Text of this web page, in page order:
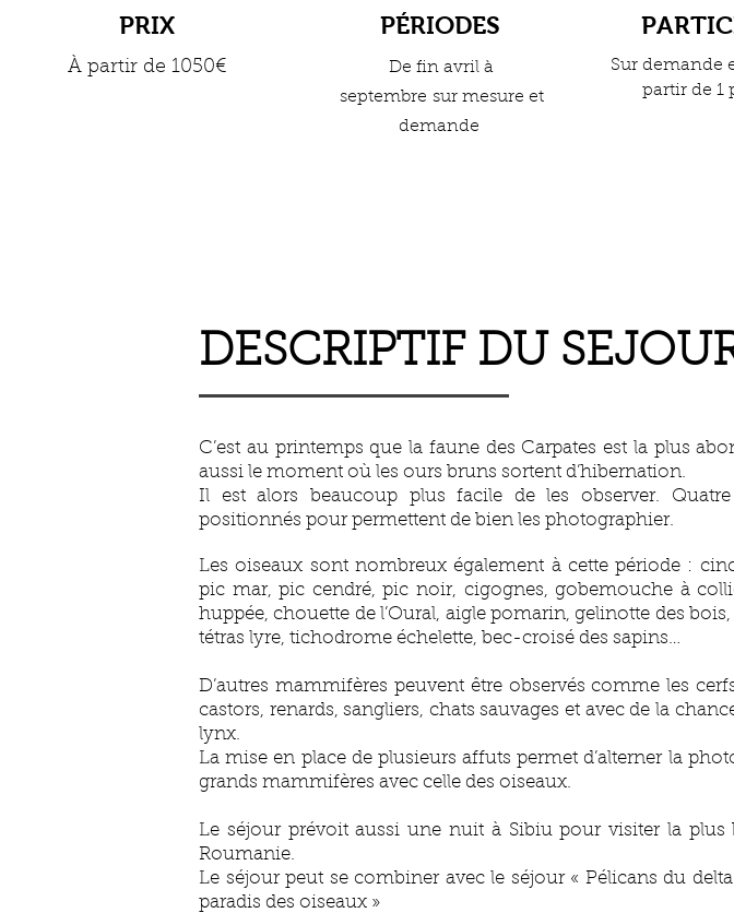
PRIX
À partir de 1050€
PÉRIODES
De fin avril à
septembre sur mesure et
demande
Sur demande
partir de 1
DESCRIPTIF DU
C’est au printemps que la faune des Carpates est la plus
aussi le moment où les ours bruns sortent d’hibernation.
Il est alors beaucoup plus facile de les observer.
positionnés pour permettent de bien les photographier.
Les oiseaux sont nombreux également à cette période :
pic mar, pic cendré, pic noir, cigognes, gobemouche à
huppée, chouette de l’Oural, aigle pomarin, gelinotte des bois,
tétras lyre, tichodrome échelette, bec-croisé des sapins…
D’autres mammifères peuvent être observés comme les
castors, renards, sangliers, chats sauvages et avec de la
lynx.
La mise en place de plusieurs affuts permet d’alterner la
grands mammifères avec celle des oiseaux.
Le séjour prévoit aussi une nuit à Sibiu pour visiter la plus
Roumanie.
Le séjour peut se combiner avec le séjour « Pélicans du
paradis des oiseaux »